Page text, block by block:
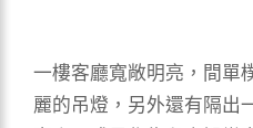
一樓客廳寬敞明亮，間單
麗的吊燈，另外還有隔出